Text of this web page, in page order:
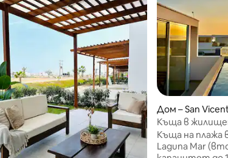
Дом – San
Къща в
Мар: 2 реда,
Къща на плажа
Laguna Mar